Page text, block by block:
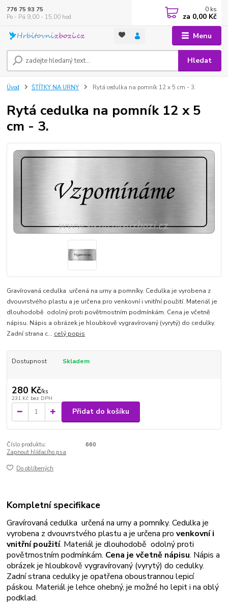
Menu
Hledat
776 75 93 75
Po - Pá 9,00 - 15,00 hod.
0 ks
za 0,00 Kč
Úvod ŠTÍTKY NA URNY Rytá cedulka na pomník 12 x 5 cm - 3.
Rytá cedulka na pomník 12 x 5
cm - 3.
Gravírovaná cedulka určená na urny a pomníky. Cedulka je vyrobena z
dvouvrstvého plastu a je určena pro venkovní i vnitřní použití. Materiál je
dlouhodobě odolný proti povětrnostním podmínkám. Cena je včetně
nápisu. Nápis a obrázek je hloubkově vygravírovaný (vyrytý) do cedulky.
Zadní strana c... celý popis
Dostupnost Skladem
280 Kč/ks
231 Kč bez DPH
Přidat do košíku
Číslo produktu:
660
Zapnout hlídacího psa
Do oblíbených
Kompletní specifikace
Gravírovaná cedulka určená na urny a pomníky. Cedulka je
vyrobena z dvouvrstvého plastu a je určena provenkovní i
vnitřní použití. Materiál je dlouhodobě odolný proti
povětrnostním podmínkám. Cena je včetně nápisu. Nápis a
obrázek je hloubkově vygravírovaný (vyrytý) do cedulky.
Zadní strana cedulky je opatřena oboustrannou lepicí
páskou. Materiál je lehce ohebný, je možné ho lepit i na oblý
podklad.